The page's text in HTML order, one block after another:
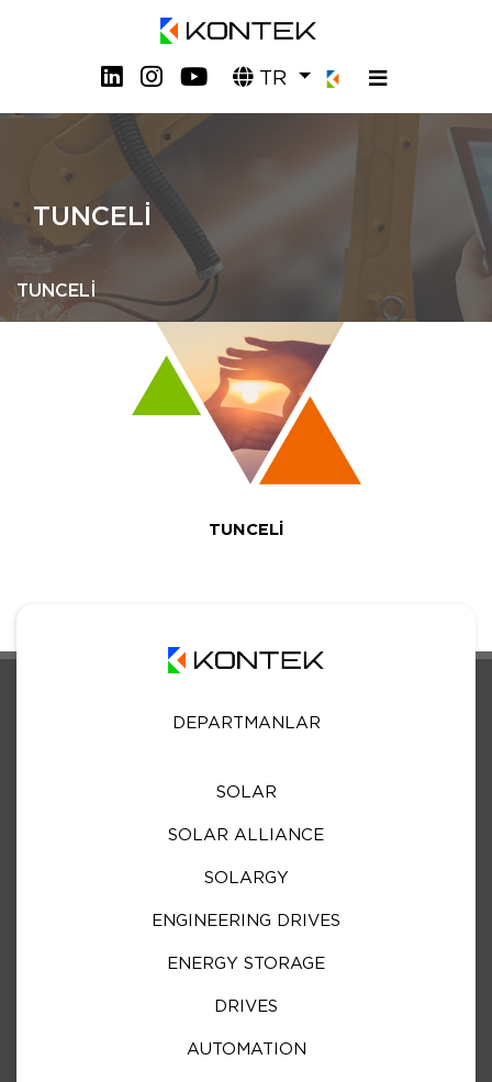
TR
TUNCELİ
TUNCELİ
TUNCELİ
DEPARTMANLAR
SOLAR
SOLAR ALLIANCE
SOLARGY
ENGINEERING DRIVES
ENERGY STORAGE
DRIVES
AUTOMATION